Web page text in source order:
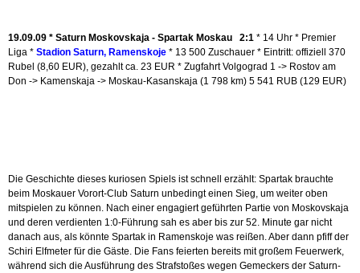
19.09.09 * Saturn Moskovskaja - Spartak Moskau 2:1 * 14 Uhr * Premier
Liga * Stadion Saturn, Ramenskoje * 13 500 Zuschauer * Eintritt: offiziell 370
Rubel (8,60 EUR), gezahlt ca. 23 EUR * Zugfahrt Volgograd 1 -> Rostov am
Don -> Kamenskaja -> Moskau-Kasanskaja (1 798 km) 5 541 RUB (129 EUR)
Die Geschichte dieses kuriosen Spiels ist schnell erzählt: Spartak brauchte
beim Moskauer Vorort-Club Saturn unbedingt einen Sieg, um weiter oben
mitspielen zu können. Nach einer engagiert geführten Partie von Moskovskaja
und deren verdienten 1:0-Führung sah es aber bis zur 52. Minute gar nicht
danach aus, als könnte Spartak in Ramenskoje was reißen. Aber dann pfiff der
Schiri Elfmeter für die Gäste. Die Fans feierten bereits mit großem Feuerwerk,
während sich die Ausführung des Strafstoßes wegen Gemeckers der Saturn-